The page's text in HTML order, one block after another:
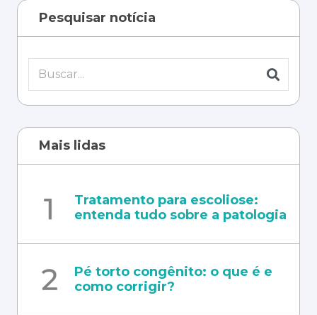
Pesquisar notícia
Mais lidas
Tratamento para escoliose:
entenda tudo sobre a patologia
Pé torto congênito: o que é e
como corrigir?